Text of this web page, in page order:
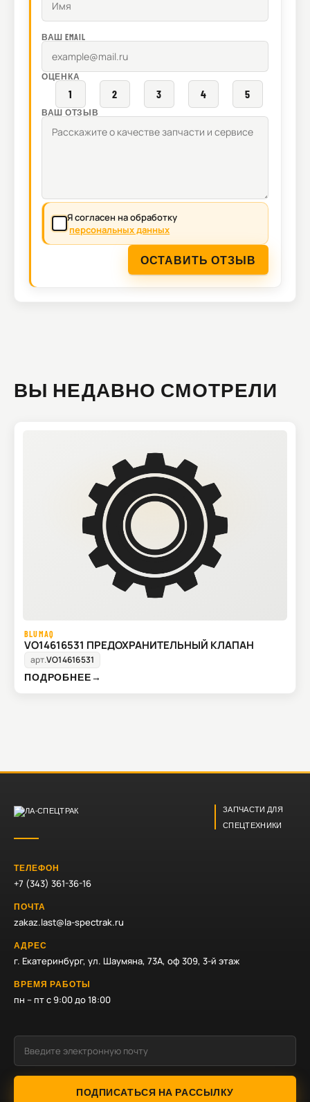
ВАШ EMAIL
ОЦЕНКА
1 2 3 4 5
ВАШ ОТЗЫВ
Я согласен на обработку
персональных данных
ОСТАВИТЬ ОТЗЫВ
ВЫ НЕДАВНО СМОТРЕЛИ
BLUMAQ
VO14616531 ПРЕДОХРАНИТЕЛЬНЫЙ КЛАПАН
арт.VO14616531
ПОДРОБНЕЕ→
ЗАПЧАСТИ ДЛЯ
СПЕЦТЕХНИКИ
ТЕЛЕФОН
+7 (343) 361-36-16
ПОЧТА
zakaz.last@la-spectrak.ru
АДРЕС
г. Екатеринбург, ул. Шаумяна, 73А, оф 309, 3-й этаж
ВРЕМЯ РАБОТЫ
пн – пт с 9:00 до 18:00
ПОДПИСАТЬСЯ НА РАССЫЛКУ